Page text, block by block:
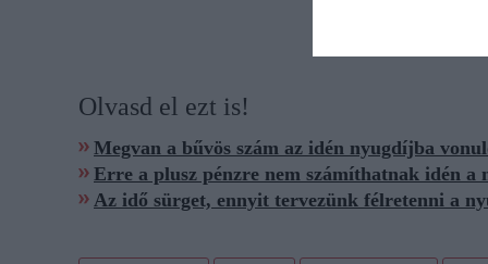
Olvasd el ezt is!
Megvan a bűvös szám az idén nyugdíjba
Erre a plusz pénzre nem számíthatnak idén a
Az idő sürget, ennyit tervezünk félretenni a